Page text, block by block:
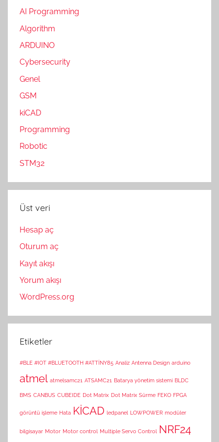
AI Programming
Algorithm
ARDUINO
Cybersecurity
Genel
GSM
kiCAD
Programming
Robotic
STM32
Üst veri
Hesap aç
Oturum aç
Kayıt akışı
Yorum akışı
WordPress.org
Etiketler
#BLE #IOT #BLUETOOTH #ATTİNY85 Analiz Antenna Design arduino
atmel atmelsamc21 ATSAMC21 Batarya yönetim sistemi BLDC
BMS CANBUS CUBEIDE Dot Matrix Dot Matrix Sürme FEKO FPGA
görüntü işleme Hata KİCAD ledpanel LOWPOWER modüler
bilgisayar Motor Motor control Multiple Servo Control NRF24